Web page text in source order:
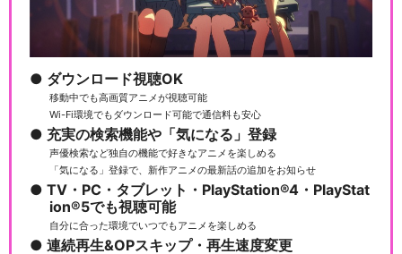
ダウンロード視聴OK
移動中でも高画質アニメが視聴可能
Wi-Fi環境でもダウンロード可能で通信料も安心
充実の検索機能や「気になる」登録
声優検索など独自の機能で好きなアニメを楽しめる
「気になる」登録で、新作アニメの最新話の追加をお知らせ
TV・PC・タブレット・PlayStation®4・PlayStat
ion®5でも視聴可能
自分に合った環境でいつでもアニメを楽しめる
連続再生&OPスキップ・再生速度変更